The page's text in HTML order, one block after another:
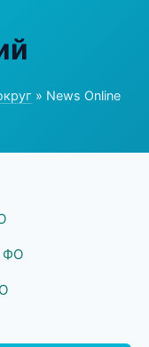
» News Online
ФО